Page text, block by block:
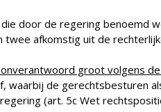
door de regering benoemd
afkomstig uit de
groot volgens
waarbij de gerechtsbesturen
(art. 5c Wet